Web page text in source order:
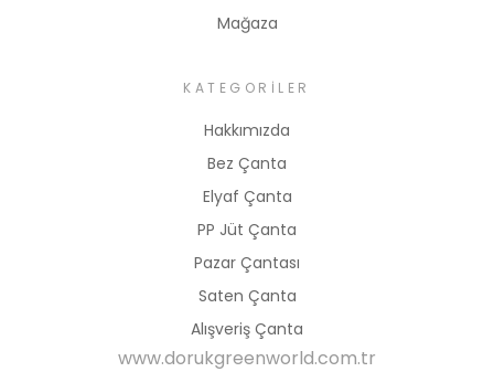
Mağaza
KATEGORILER
Hakkımızda
Bez Çanta
Elyaf Çanta
PP Jüt Çanta
Pazar Çantası
Saten Çanta
Alışveriş Çanta
www.dorukgreenworld.com.tr